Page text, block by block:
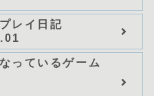
レイ日記
っているゲーム